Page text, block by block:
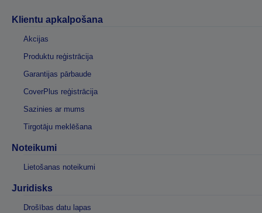
Klientu apkalpošana
Akcijas
Produktu reģistrācija
Garantijas pārbaude
CoverPlus reģistrācija
Sazinies ar mums
Tirgotāju meklēšana
Noteikumi
Lietošanas noteikumi
Juridisks
Drošības datu lapas